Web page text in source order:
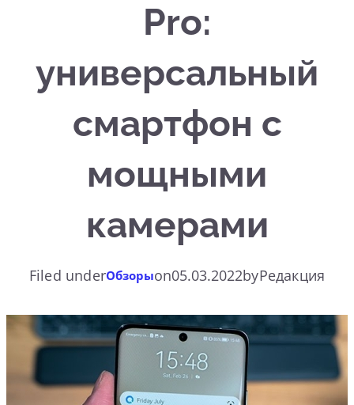
Pro:
универсальный
смартфон с
мощными
камерами
Filed underОбзорыon05.03.2022byРедакция